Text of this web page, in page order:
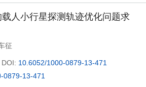
人小行星探测轨迹优化问题求
征
DOI: 10.6052/1000-0879-13-471
0879-13-471